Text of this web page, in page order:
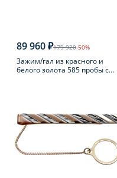
89 960 ₽179 920-50%
Зажим/гал из красного и
белого золота 585 пробы с